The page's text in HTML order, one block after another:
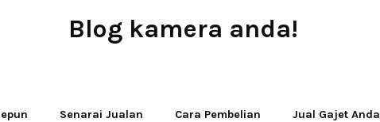
Blog kamera anda!
Senarai Jualan Cara Pembelian Jual Gajet Anda